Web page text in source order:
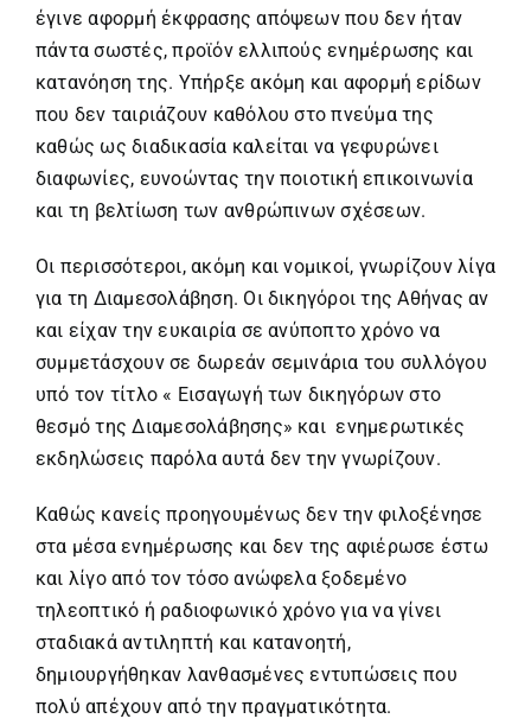
έγινε αφορμή έκφρασης απόψεων που δεν ήταν
πάντα σωστές, προϊόν ελλιπούς ενημέρωσης και
κατανόηση της. Υπήρξε ακόμη και αφορμή ερίδων
που δεν ταιριάζουν καθόλου στο πνεύμα της
καθώς ως διαδικασία καλείται να γεφυρώνει
διαφωνίες, ευνοώντας την ποιοτική επικοινωνία
και τη βελτίωση των ανθρώπινων σχέσεων.
Οι περισσότεροι, ακόμη και νομικοί, γνωρίζουν λίγα
για τη Διαμεσολάβηση. Οι δικηγόροι της Αθήνας αν
και είχαν την ευκαιρία σε ανύποπτο χρόνο να
συμμετάσχουν σε δωρεάν σεμινάρια του συλλόγου
υπό τον τίτλο « Εισαγωγή των δικηγόρων στο
θεσμό της Διαμεσολάβησης» και ενημερωτικές
εκδηλώσεις παρόλα αυτά δεν την γνωρίζουν.
Καθώς κανείς προηγουμένως δεν την φιλοξένησε
στα μέσα ενημέρωσης και δεν της αφιέρωσε έστω
και λίγο από τον τόσο ανώφελα ξοδεμένο
τηλεοπτικό ή ραδιοφωνικό χρόνο για να γίνει
σταδιακά αντιληπτή και κατανοητή,
δημιουργήθηκαν λανθασμένες εντυπώσεις που
πολύ απέχουν από την πραγματικότητα.